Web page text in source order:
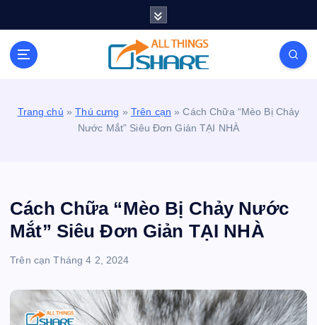
Personal Blog | Knowledge | Technology | Tips |
Pets | Life
Trang chủ »Thú cưng » Trên cạn »Cách Chữa “Mèo Bị Chảy
Nước Mắt” Siêu Đơn Giản TẠI NHÀ
Cách Chữa “Mèo Bị Chảy Nước
Mắt” Siêu Đơn Giản TẠI NHÀ
Trên cạn Tháng 4 2, 2024